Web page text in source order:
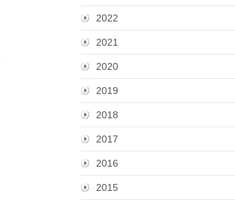
2022
2021
2020
2019
2018
2017
2016
2015